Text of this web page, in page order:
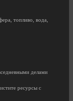
топливо, вода,
делами
ресурсы с